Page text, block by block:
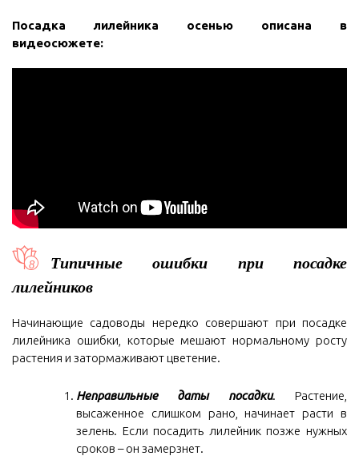
Посадка лилейника осенью описана в
видеосюжете:
Типичные ошибки при посадке
лилейников
Начинающие садоводы нередко совершают при посадке
лилейника ошибки, которые мешают нормальному росту
растения и затормаживают цветение.
Неправильные даты посадки. Растение,
высаженное слишком рано, начинает расти в
зелень. Если посадить лилейник позже нужных
сроков – он замерзнет.